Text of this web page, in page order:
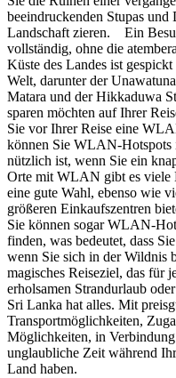
beeindruckenden Stupas
Landschaft zieren. Ein
vollständig, ohne die
Küste des Landes ist
Welt, darunter der
Matara und der Hikkaduwa
sparen möchten auf Ihrer
Sie vor Ihrer Reise eine
können Sie WLAN-Hotspots
nützlich ist, wenn Sie ein
Orte mit WLAN gibt es viele
eine gute Wahl, ebenso wie
größeren Einkaufszentren
Sie können sogar WLAN-
finden, was bedeutet, dass
wenn Sie sich in der
magisches Reiseziel, das für
erholsamen Strandurlaub
Sri Lanka hat alles. Mit
Transportmöglichkeiten,
Möglichkeiten, in
unglaubliche Zeit während
Land haben.